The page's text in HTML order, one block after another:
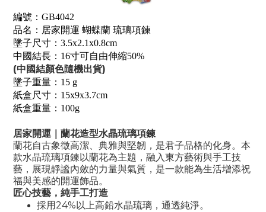
編號：GB4042
品名：居家開運 蝴蝶蘭 琉璃項鍊
墬子尺寸：3.5x2.1x0.8cm
中國結長：16寸可自由伸縮50%
(中國結顏色隨機出貨)
墬子重量：15 g
紙盒尺寸：15x9x3.7cm
紙盒重量：100g
居家開運｜蘭花造型水晶琉璃項鍊
蘭花自古象徵高潔、典雅與堅韌，是君子品格的化身。本
款水晶琉璃項鍊以蘭花為主題，融入東方藝術與手工技
藝，展現靜謐內斂的力量與氣質，是一款能為生活增添祝
福與美感的開運飾品。
匠心技藝，純手工打造
採用24%以上高鉛水晶琉璃，通透純淨。